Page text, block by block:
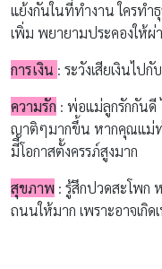
แย้งกันในที่ทำงานใครทำ
เพิ่ม พยายามประคองให้
การเงิน : ระวังเสียเงินไป
ความรัก : พ่อแม่ลูกรักกันดี
ญาติๆมากขึ้น หากคุณแม่
มีีโอกาสตั้งครรภ์สูงมาก
สุขภาพ : รู้สึกปวดสะโพก
ถนนให้มาก เพราะอาจเกิด